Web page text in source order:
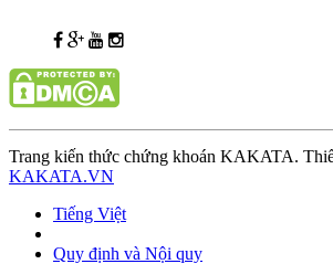
Trang kiến thức chứng khoán KAKATA.
KAKATA.VN
Tiếng Việt
Quy định và Nội quy